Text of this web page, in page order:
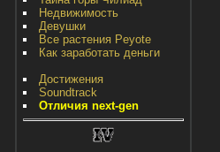
Недвижимость
Девушки
Все растения Peyote
Как заработать деньги
Достижения
Soundtrack
Отличия next-gen